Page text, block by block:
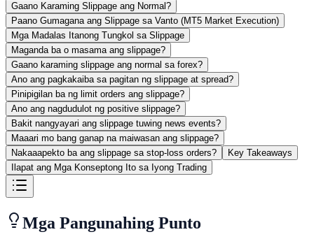
Gaano Karaming Slippage ang Normal?
Paano Gumagana ang Slippage sa Vanto (MT5 Market Execution)
Mga Madalas Itanong Tungkol sa Slippage
Maganda ba o masama ang slippage?
Gaano karaming slippage ang normal sa forex?
Ano ang pagkakaiba sa pagitan ng slippage at spread?
Pinipigilan ba ng limit orders ang slippage?
Ano ang nagdudulot ng positive slippage?
Bakit nangyayari ang slippage tuwing news events?
Maaari mo bang ganap na maiwasan ang slippage?
Nakaaapekto ba ang slippage sa stop-loss orders?
Key Takeaways
Ilapat ang Mga Konseptong Ito sa Iyong Trading
Mga Pangunahing Punto